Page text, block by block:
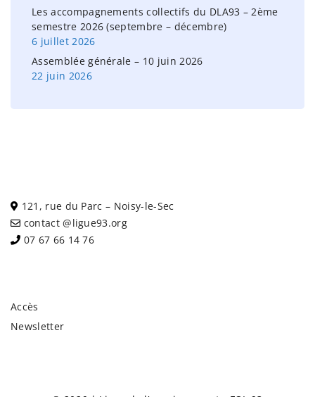
Les accompagnements collectifs du DLA93 – 2ème
semestre 2026 (septembre – décembre)
6 juillet 2026
Assemblée générale – 10 juin 2026
22 juin 2026
121, rue du Parc – Noisy-le-Sec
contact @ligue93.org
07 67 66 14 76
Accès
Newsletter